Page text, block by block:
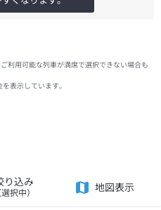
利用可能な列車が満席で選択できない場合も
表示しています。
り込み
選択中）
地図表示